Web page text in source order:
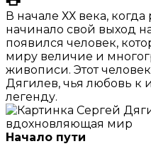
В начале ХХ века, когда
начинало свой выход
появился человек,
миру величие и
живописи. Этот
Дягилев, чья любовь к
легенду.
Начало пути